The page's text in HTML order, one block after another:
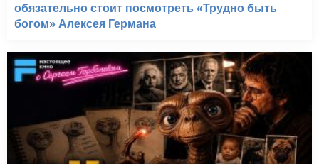
обязательно стоит посмотреть «Трудно быть
богом» Алексея Германа